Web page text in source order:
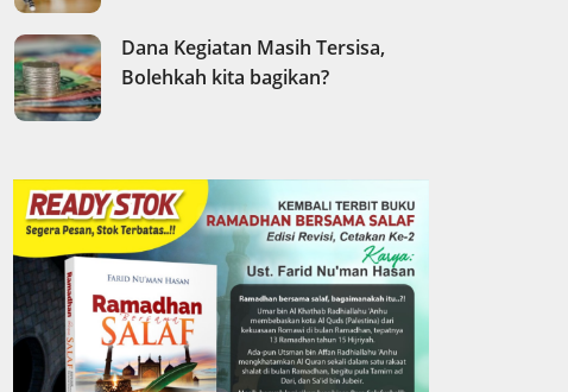
Dana Kegiatan Masih Tersisa,
Bolehkah kita bagikan?